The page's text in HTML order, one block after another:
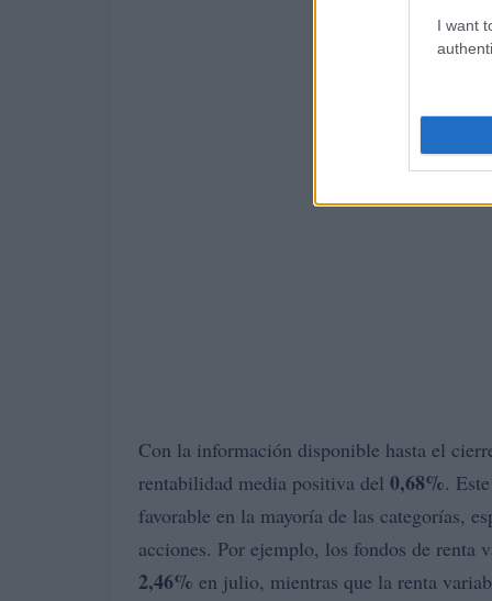
I want
Con la información disponible hasta el
rentabilidad media positiva del 0,68%.
favorable en la mayoría de las categorías,
acciones. Por ejemplo, los fondos de
2,46% en julio, mientras que la renta